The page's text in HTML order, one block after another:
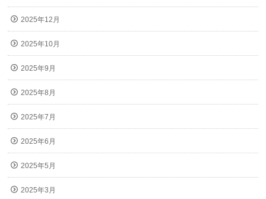
2025年12月
2025年10月
2025年9月
2025年8月
2025年7月
2025年6月
2025年5月
2025年3月